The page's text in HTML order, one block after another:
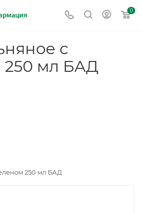
0
с
250 мл БАД
250 мл БАД